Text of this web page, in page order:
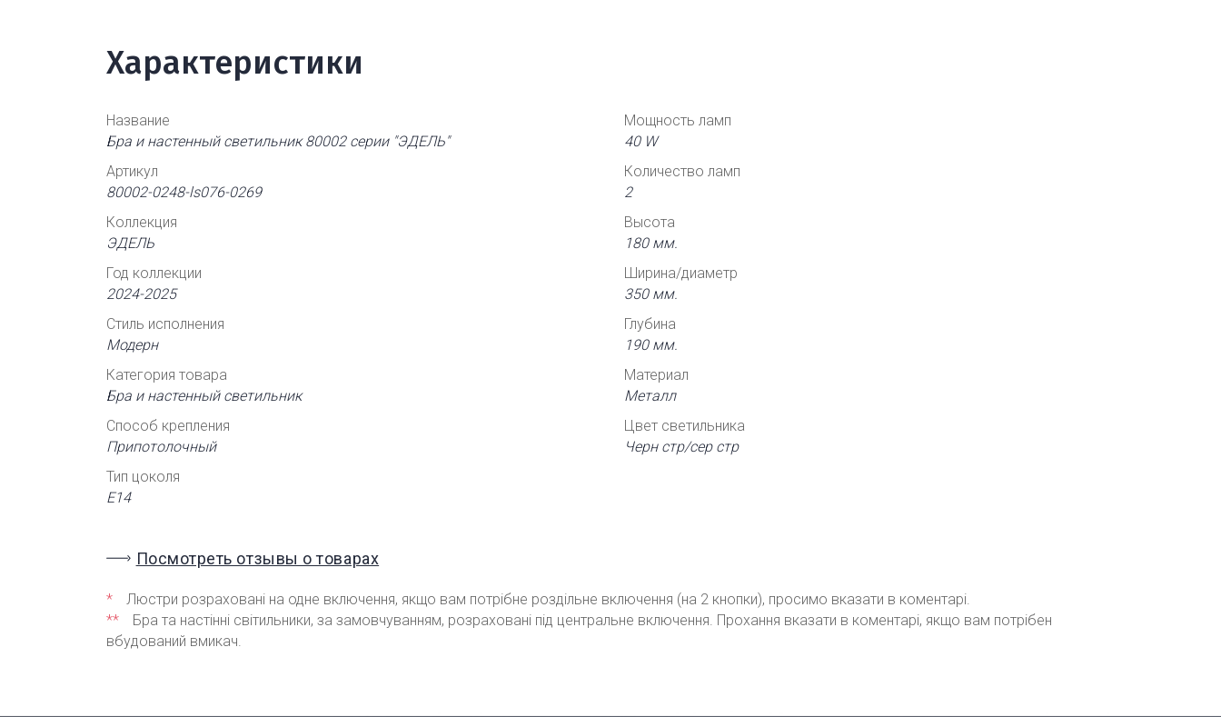
Характеристики
Название
Бра и настенный светильник 80002 серии "ЭДЕЛЬ"
Артикул
80002-0248-ls076-0269
Коллекция
ЭДЕЛЬ
Год коллекции
2024-2025
Стиль исполнения
Модерн
Категория товара
Бра и настенный светильник
Способ крепления
Припотолочный
Тип цоколя
Е14
Мощность ламп
40 W
Количество ламп
2
Высота
180 мм.
Ширина/диаметр
350 мм.
Глубина
190 мм.
Материал
Металл
Цвет светильника
Черн стр/сер стр
Посмотреть отзывы о товарах
*
Люстри розраховані на одне включення, якщо вам потрібне роздільне включення (на 2 кнопки), просимо вказати в коментарі.
**
Бра та настінні світильники, за замовчуванням, розраховані під центральне включення. Прохання вказати в коментарі, якщо вам потрібен
вбудований вмикач.